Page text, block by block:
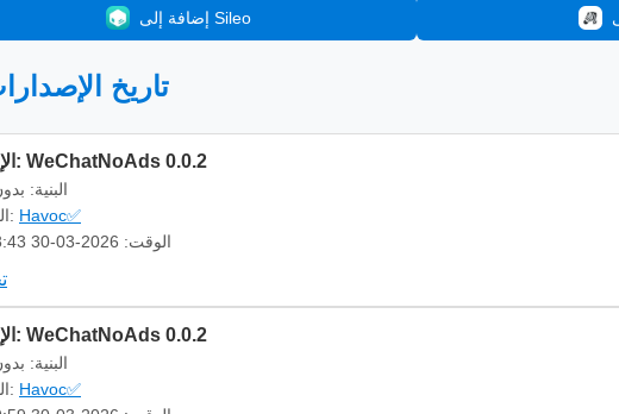
إضافة إلى Sileo
📦 تاريخ
الإصدار: WeChatNoAds 0.0.2
البنية:
المصدر: Havoc✅
الوقت: 2026-03-30 20:43:43
الإصدار: WeChatNoAds 0.0.2
البنية:
المصدر: Havoc✅